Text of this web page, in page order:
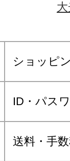
ショッピ
ID・パス
送料・手